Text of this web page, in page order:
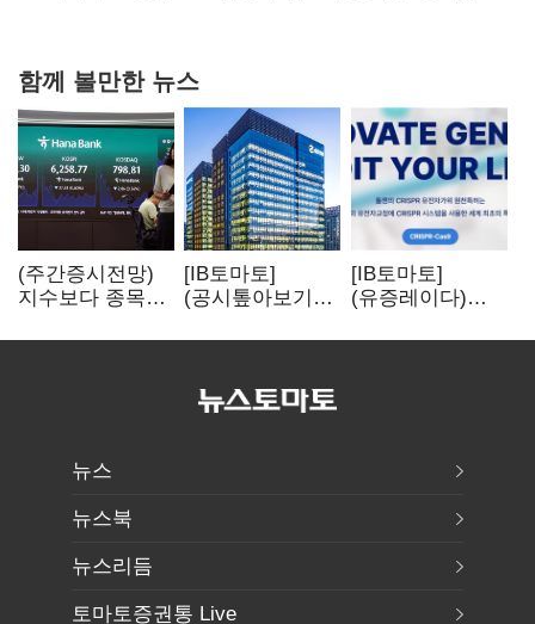
함께 볼만한 뉴스
(주간증시전망)
지수보다 종목…
이어진다
[IB토마토]
(공시톺아보기)
바로 매출로
[IB토마토]
(유증레이다)
3분의 1 토막…
뉴스
뉴스북
뉴스리듬
토마토증권통 Live